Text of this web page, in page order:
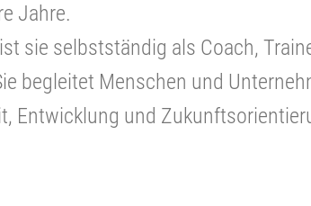
Jahre.
sie selbstständig als Coach,
begleitet Menschen und
Entwicklung und